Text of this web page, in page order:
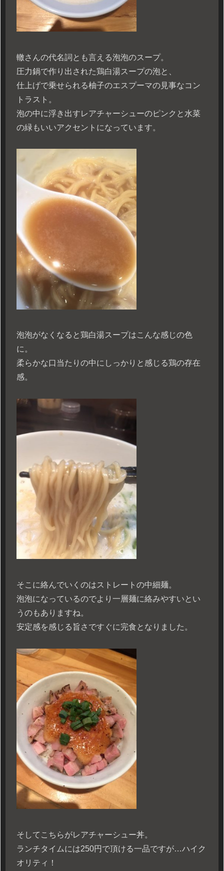
轍さんの代名詞とも言える泡泡のスープ。
圧力鍋で作り出された鶏白湯スープの泡と、
仕上げで乗せられる柚子のエスプーマの見事なコン
トラスト。
泡の中に浮き出すレアチャーシューのピンクと水菜
の緑もいいアクセントになっています。
泡泡がなくなると鶏白湯スープはこんな感じの色
に。
柔らかな口当たりの中にしっかりと感じる鶏の存在
感。
そこに絡んでいくのはストレートの中細麺。
泡泡になっているのでより一層麺に絡みやすいとい
うのもありますね。
安定感を感じる旨さですぐに完食となりました。
そしてこちらがレアチャーシュー丼。
ランチタイムには250円で頂ける一品ですが…ハイク
オリティ！